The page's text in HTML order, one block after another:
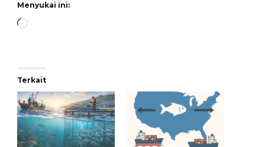
Menyukai ini:
Memuat...
Terkait